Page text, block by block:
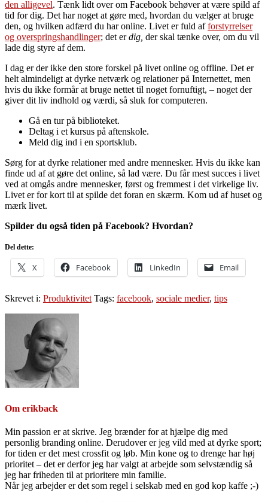
den alligevel. Tænk lidt over om Facebook behøver at være spild af
tid for dig. Det har noget at gøre med, hvordan du vælger at bruge
den, og hvilken adfærd du har online. Livet er fuld afforstyrrelser
og overspringshandlinger; det erdig, der skal tænke over, om du vil
lade dig styre af dem.
I dag er der ikke den store forskel på livet online og offline. Det er
helt almindeligt at dyrke netværk og relationer på Internettet, men
hvis du ikke formår at bruge nettet til noget fornuftigt, – noget der
giver dit liv indhold og værdi, så sluk for computeren.
Gå en tur på biblioteket.
Deltag i et kursus på aftenskole.
Meld dig ind i en sportsklub.
Sørg for at dyrke relationer med andre mennesker. Hvis du ikke kan
finde ud af at gøre det online, så lad være. Du får mest succes i livet
ved at omgås andre mennesker, først og fremmest i det virkelige liv.
Livet er for kort til at spilde det foran en skærm. Kom ud af huset og
mærk livet.
Spilder du også tiden på Facebook? Hvordan?
Del dette:
X Facebook LinkedIn Email
Skrevet i: Produktivitet Tags: facebook, sociale medier, tips
Om erikback
Min passion er at skrive. Jeg brænder for at hjælpe dig med
personlig branding online. Derudover er jeg vild med at dyrke sport;
for tiden er det mest crossfit og løb. Min kone og to drenge har høj
prioritet – det er derfor jeg har valgt at arbejde som selvstændig så
jeg har friheden til at prioritere min familie.
Når jeg arbejder er det som regel i selskab med en god kop kaffe ;-)